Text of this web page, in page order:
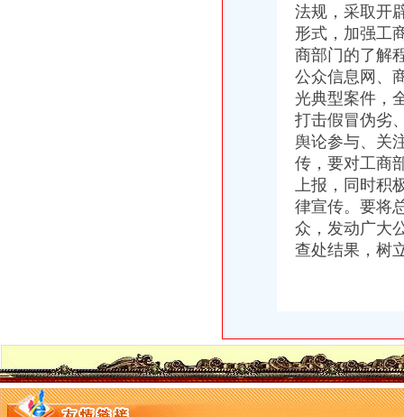
北碚局一般纳税人注册流程重拳击商业贿赂营造公平竞争环境
沙坪坝局一般纳税人怎么交税采取四项措施规范企业注册登记
高新区局代办一般纳税人试行《不合格商品召回制度》见成效
经开园局一般纳税人注册流程采取三项措施抓好企业分类年检
高新园局获市属机关“巾帼文明岗”一般纳税人公司条件称号
垫江局一般纳税人怎么交税认真部署扎实开展查处商业贿赂行为
巴南局增设“4.30”一般纳税人注册流程“6.30”“7.30”任务加信用信息化建设
北碚局抓好四个结合将“解放思想、更新观念”一般纳税人认定标准大讨论引向深
市局办公室要求围绕“增直辖意识，服务工作大局”一般纳税人注册流程深入开展
秀山局要求干部职工立足职能践行“八荣八耻”一般纳税人公司条件
法规，采取开
形式，加强工
商部门的了解
公众信息网、
光典型案件，
打击假冒伪劣
舆论参与、关
传，要对工商
上报，同时积
律宣传。要将
众，发动广大
查处结果，树